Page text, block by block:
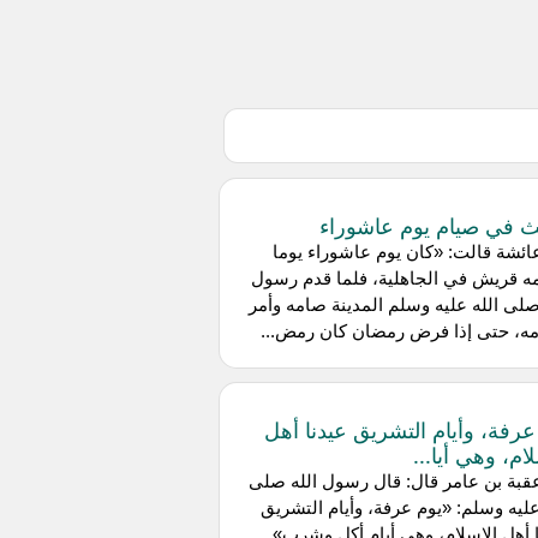
قالت: «كان يوم عاشوراء يوما
قريش في الجاهلية، فلما قدم رسول
صلى الله عليه وسلم المدينة صامه وأمر
حتى إذا فرض رمضان كان رمض...
وأيام التشريق عيدنا أهل
وهي أيا...
بن عامر قال: قال رسول الله صلى
عليه وسلم: «يوم عرفة، وأيام التشريق
أهل الإسلام، وهي أيام أكل وشرب»